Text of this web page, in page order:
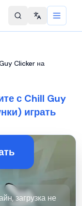
Change
Clicker на
с Chill Guy
играть
загрузка не